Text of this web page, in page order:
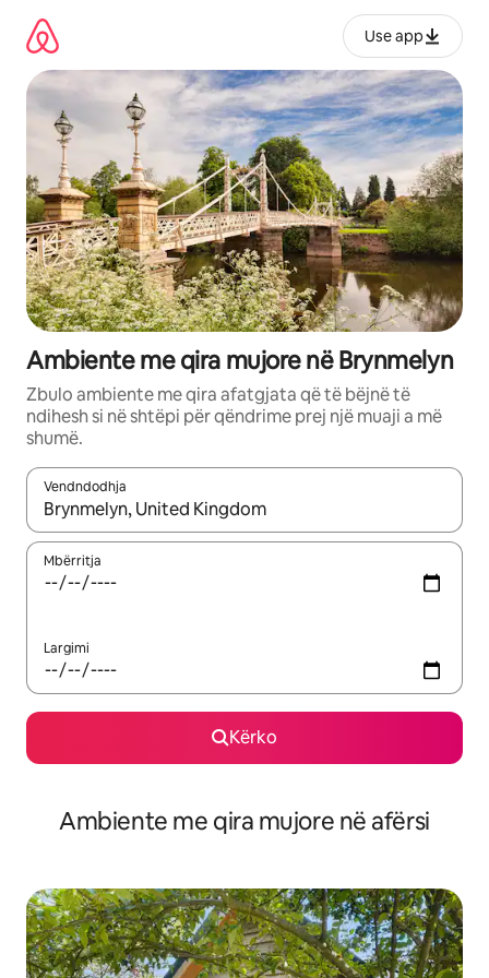
përmbajtja
Use app
Ambiente me qira mujore në Brynmelyn
Zbulo ambiente me qira afatgjata që të bëjnë të
ndihesh si në shtëpi për qëndrime prej një muaji a më
shumë.
Vendndodhja
Kur rezultatet të jenë të disponueshme, lëviz me butonat e
Mbërritja
Largimi
Kërko
Ambiente me qira mujore në afërsi